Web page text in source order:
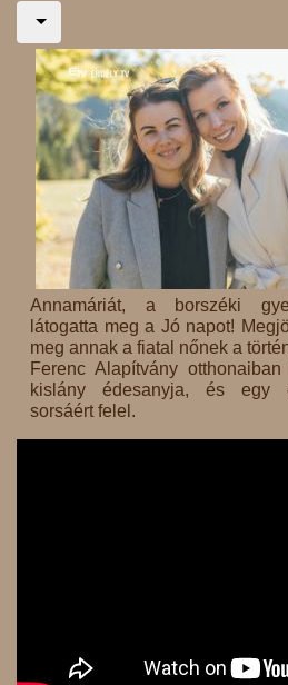
Annamáriát, a borszéki
látogatta meg a Jó napot!
meg annak a fiatal nőnek a
Ferenc Alapítvány
kislány édesanyja, és egy
sorsáért felel.